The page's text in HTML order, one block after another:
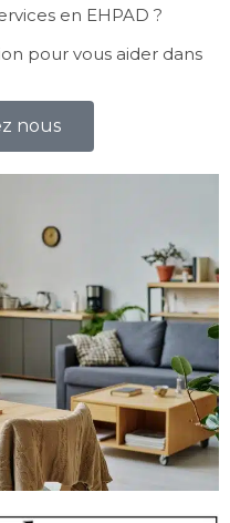
en EHPAD ?
pour vous aider dans
nous